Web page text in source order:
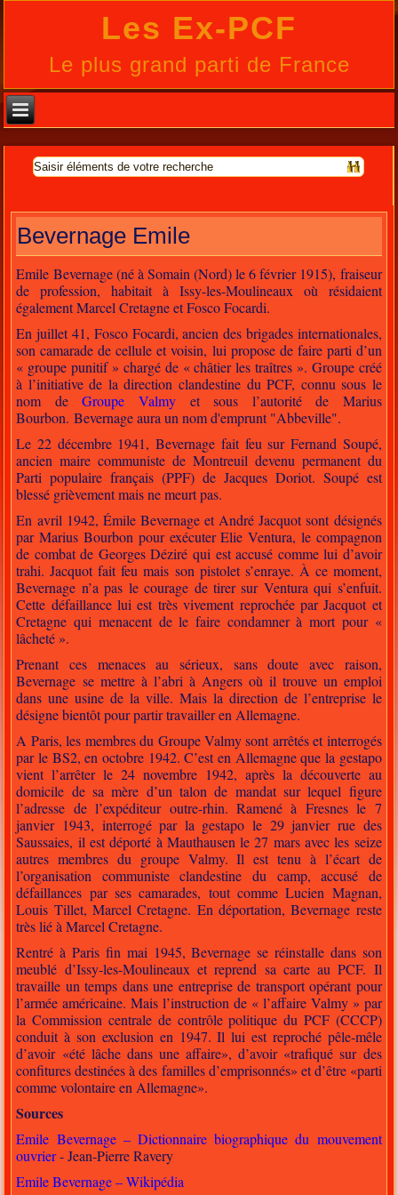
Les Ex-PCF
Le plus grand parti de France
Bevernage Emile
Emile Bevernage (né à Somain (Nord) le 6 février 1915), fraiseur
de profession, habitait à Issy-les-Moulineaux où résidaient
également Marcel Cretagne et Fosco Focardi.
En juillet 41, Fosco Focardi, ancien des brigades internationales,
son camarade de cellule et voisin, lui propose de faire parti d’un
« groupe punitif » chargé de « châtier les traîtres ». Groupe créé
à l’initiative de la direction clandestine du PCF, connu sous le
nom deGroupe Valmy et sous l’autorité de Marius
Bourbon. Bevernage aura un nom d'emprunt "Abbeville".
Le 22 décembre 1941, Bevernage fait feu sur Fernand Soupé,
ancien maire communiste de Montreuil devenu permanent du
Parti populaire français (PPF) de Jacques Doriot. Soupé est
blessé grièvement mais ne meurt pas.
En avril 1942, Émile Bevernage et André Jacquot sont désignés
par Marius Bourbon pour exécuter Elie Ventura, le compagnon
de combat de Georges Déziré qui est accusé comme lui d’avoir
trahi. Jacquot fait feu mais son pistolet s’enraye. À ce moment,
Bevernage n’a pas le courage de tirer sur Ventura qui s’enfuit.
Cette défaillance lui est très vivement reprochée par Jacquot et
Cretagne qui menacent de le faire condamner à mort pour «
lâcheté ».
Prenant ces menaces au sérieux, sans doute avec raison,
Bevernage se mettre à l’abri à Angers où il trouve un emploi
dans une usine de la ville. Mais la direction de l’entreprise le
désigne bientôt pour partir travailler en Allemagne.
A Paris, les membres du Groupe Valmy sont arrêtés et interrogés
par le BS2, en octobre 1942. C’est en Allemagne que la gestapo
vient l’arrêter le 24 novembre 1942, après la découverte au
domicile de sa mère d’un talon de mandat sur lequel figure
l’adresse de l’expéditeur outre-rhin. Ramené à Fresnes le 7
janvier 1943, interrogé par la gestapo le 29 janvier rue des
Saussaies, il est déporté à Mauthausen le 27 mars avec les seize
autres membres du groupe Valmy. Il est tenu à l’écart de
l’organisation communiste clandestine du camp, accusé de
défaillances par ses camarades, tout comme Lucien Magnan,
Louis Tillet, Marcel Cretagne. En déportation, Bevernage reste
très lié à Marcel Cretagne.
Rentré à Paris fin mai 1945, Bevernage se réinstalle dans son
meublé d’Issy-les-Moulineaux et reprend sa carte au PCF. Il
travaille un temps dans une entreprise de transport opérant pour
l’armée américaine. Mais l’instruction de « l’affaire Valmy » par
la Commission centrale de contrôle politique du PCF (CCCP)
conduit à son exclusion en 1947. Il lui est reproché pêle-mêle
d’avoir «été lâche dans une affaire», d’avoir «trafiqué sur des
confitures destinées à des familles d’emprisonnés» et d’être «parti
comme volontaire en Allemagne».
Sources
Emile Bevernage – Dictionnaire biographique du mouvement
ouvrier- Jean-Pierre Ravery
Emile Bevernage – Wikipédia